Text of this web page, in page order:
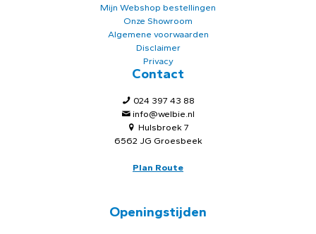
Mijn Webshop bestellingen
Onze Showroom
Algemene voorwaarden
Disclaimer
Privacy
Contact
024 397 43 88
info@welbie.nl
Hulsbroek 7
6562 JG Groesbeek
Plan Route
Openingstijden